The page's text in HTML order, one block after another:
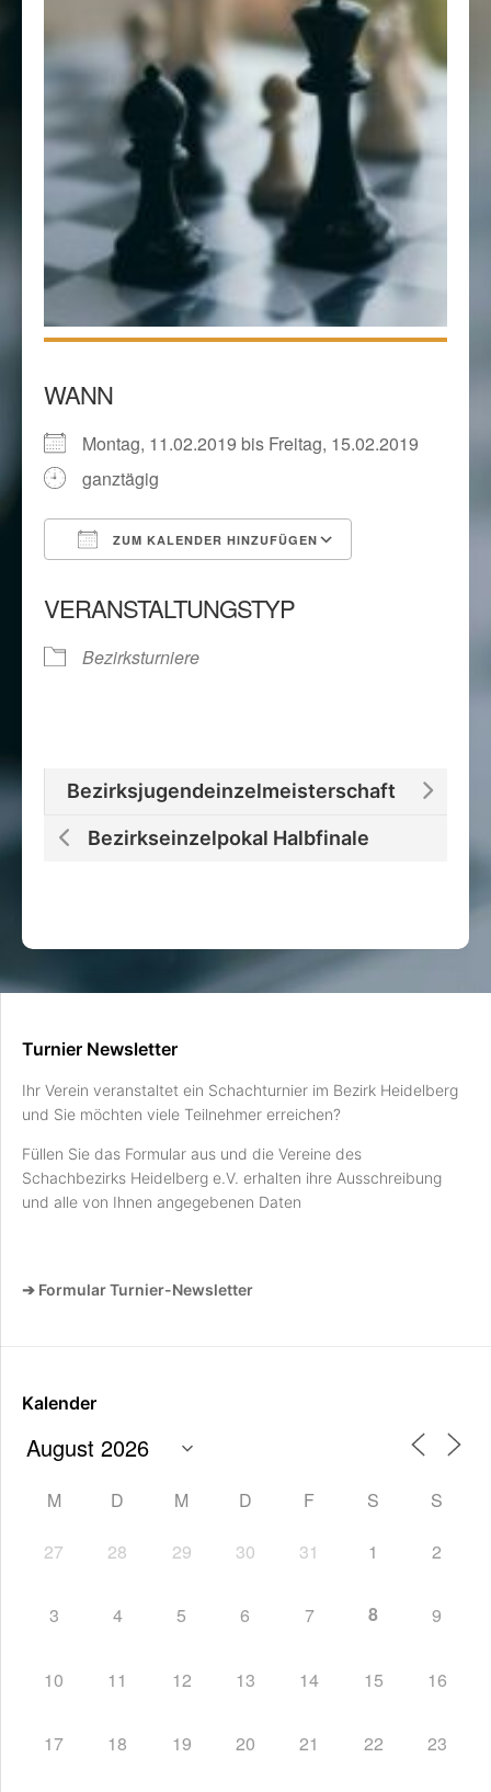
WANN
Montag, 11.02.2019 bis Freitag, 15.02.2019
ganztägig
ZUM KALENDER HINZUFÜGEN
VERANSTALTUNGSTYP
Bezirksturniere
Bezirksjugendeinzelmeisterschaft
Bezirkseinzelpokal Halbfinale
Turnier Newsletter
Ihr Verein veranstaltet ein Schachturnier im Bezirk Heidelberg
und Sie möchten viele Teilnehmer erreichen?
Füllen Sie das Formular aus und die Vereine des
Schachbezirks Heidelberg e.V. erhalten ihre Ausschreibung
und alle von Ihnen angegebenen Daten
➔ Formular Turnier-Newsletter
Kalender
M D M D F S S
27 28 29 30 31 1 2
3 4 5 6 7 8 9
10 11 12 13 14 15 16
17 18 19 20 21 22 23